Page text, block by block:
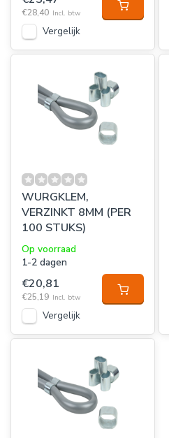
€28,40 Incl. btw
Vergelijk
WURGKLEM,
VERZINKT 8MM (PER
100 STUKS)
Op voorraad
1-2 dagen
€20,81
€25,19 Incl. btw
Vergelijk